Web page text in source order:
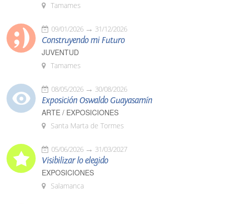
Tamames
09/01/2026 31/12/2026
Construyendo mi Futuro
JUVENTUD
Tamames
08/05/2026 30/08/2026
Exposición Oswaldo Guayasamín
ARTE / EXPOSICIONES
Santa Marta de Tormes
05/06/2026 31/03/2027
Visibilizar lo elegido
EXPOSICIONES
Salamanca